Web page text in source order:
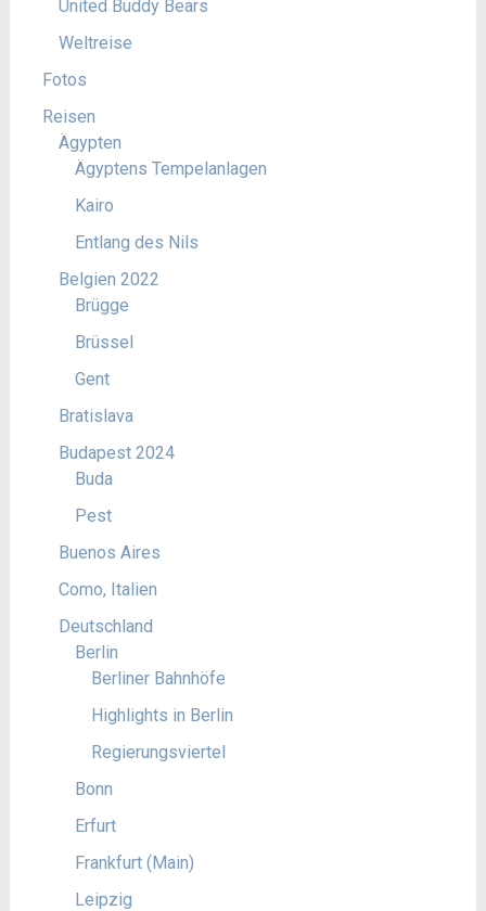
United Buddy Bears
Weltreise
Fotos
Reisen
Ägypten
Ägyptens Tempelanlagen
Kairo
Entlang des Nils
Belgien 2022
Brügge
Brüssel
Gent
Bratislava
Budapest 2024
Buda
Pest
Buenos Aires
Como, Italien
Deutschland
Berlin
Berliner Bahnhöfe
Highlights in Berlin
Regierungsviertel
Bonn
Erfurt
Frankfurt (Main)
Leipzig